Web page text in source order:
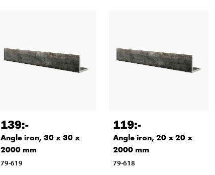
139:-
Angle iron, 30 x 30 x
2000 mm
79-619
119:-
Angle iron, 20 x 20 x
2000 mm
79-618